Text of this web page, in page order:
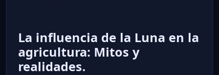
La influencia de la Luna en la
agricultura: Mitos y
realidades.